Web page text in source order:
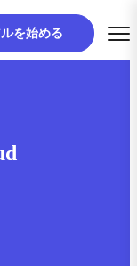
ルを始める